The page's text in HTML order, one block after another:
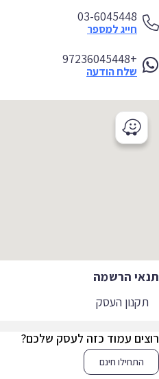
03-6045448
חייג למספר
+97236045448
שלח הודעה
הרשמה
תקנון העסק
עמוד כזה לעסק שלכם?
התחילו חינם